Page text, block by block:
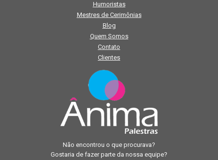
Humoristas
Mestres de Cerimônias
Blog
Quem Somos
Contato
Clientes
Não encontrou o que procurava?
Gostaria de fazer parte da nossa equipe?